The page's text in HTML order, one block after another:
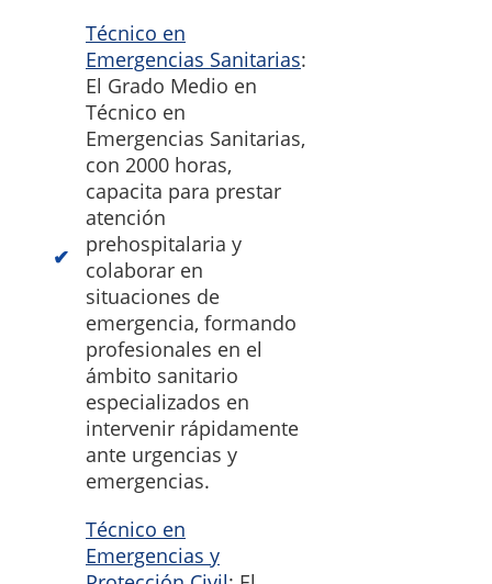
Técnico en
Emergencias Sanitarias:
El Grado Medio en
Técnico en
Emergencias Sanitarias,
con 2000 horas,
capacita para prestar
atención
prehospitalaria y
colaborar en
situaciones de
emergencia, formando
profesionales en el
ámbito sanitario
especializados en
intervenir rápidamente
ante urgencias y
emergencias.
Técnico en
Emergencias y